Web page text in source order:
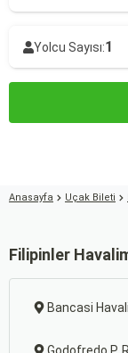
Yolcu Sayısı:1
Anasayfa Uçak Bileti
Filipinler
Bancasi